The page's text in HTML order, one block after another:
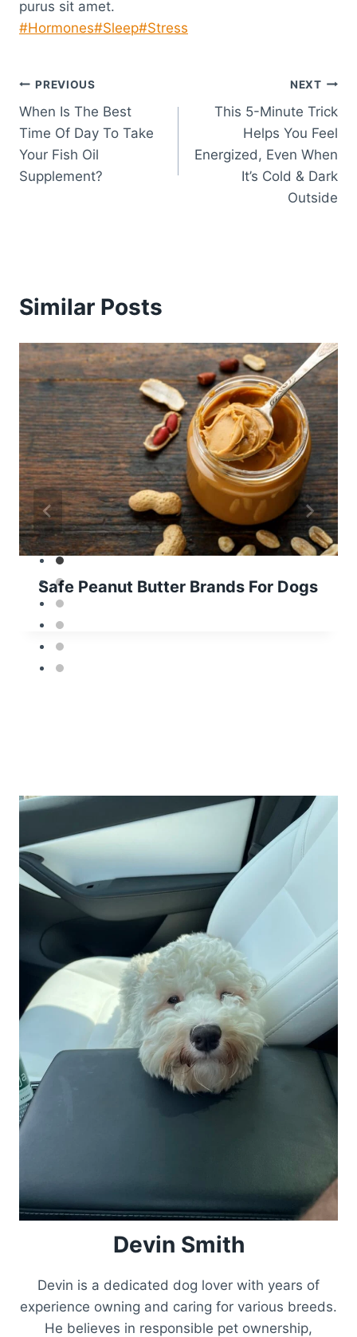
purus sit amet.
Post
#Hormones#Sleep#Stress
Post
navigation
PREVIOUS
When Is The Best
Time Of Day To Take
Your Fish Oil
Supplement?
NEXT
This 5-Minute Trick
Helps You Feel
Energized, Even When
It’s Cold & Dark
Outside
Similar Posts
Safe Peanut Butter Brands For Dogs
Devin Smith
Devin is a dedicated dog lover with years of
experience owning and caring for various breeds.
He believes in responsible pet ownership,